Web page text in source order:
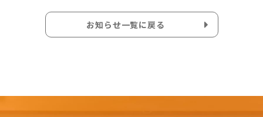
お知らせ一覧に戻る